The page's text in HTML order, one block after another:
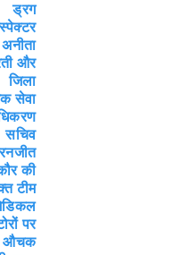
ड्रग
अनीता
और
जिला
सेवा
सचिव
की
टीम
पर
औचक